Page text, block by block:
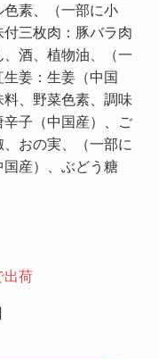
色素、（一部に小
三枚肉：豚バラ肉
、酒、植物油、（一
姜：生姜（中国
、野菜色素、調味
子（中国産）、ご
おの実、（一部に
産）、ぶどう糖
出荷